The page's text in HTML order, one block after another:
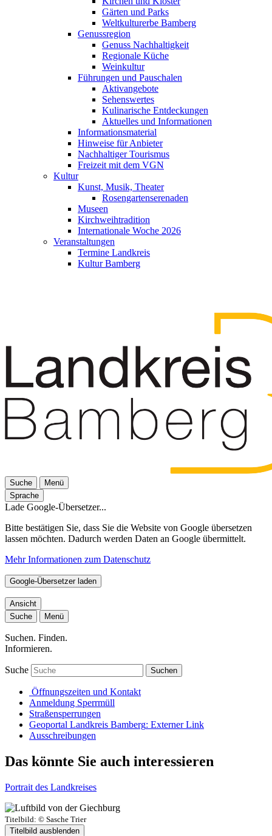
Gärten und Parks
Weltkulturerbe Bamberg
Genussregion
Genuss Nachhaltigkeit
Regionale Küche
Weinkultur
Führungen und Pauschalen
Aktivangebote
Sehenswertes
Kulinarische Entdeckungen
Aktuelles und Informationen
Informationsmaterial
Hinweise für Anbieter
Nachhaltiger Tourismus
Freizeit mit dem VGN
Kultur
Kunst, Musik, Theater
Rosengartenserenaden
Museen
Kirchweihtradition
Internationale Woche 2026
Veranstaltungen
Termine Landkreis
Kultur Bamberg
Suche
Menü
Sprache
Lade Google-Übersetzer...
Bitte bestätigen Sie, dass Sie die Website von Google übersetzen
lassen möchten. Dadurch werden Daten an Google übermittelt.
Mehr Informationen zum Datenschutz
Google-Übersetzer laden
Ansicht
Suche
Menü
Suchen. Finden.
Informieren.
Suche Suchen
Öffnungszeiten und Kontakt
Anmeldung Sperrmüll
Straßensperrungen
Geoportal Landkreis Bamberg: Externer Link
Ausschreibungen
Das könnte Sie auch interessieren
Portrait des Landkreises
Titelbild: © Sasche Trier
Titelbild ausblenden